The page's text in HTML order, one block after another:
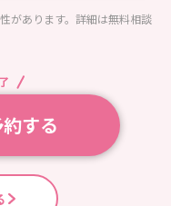
があります。詳細は無料相談
する